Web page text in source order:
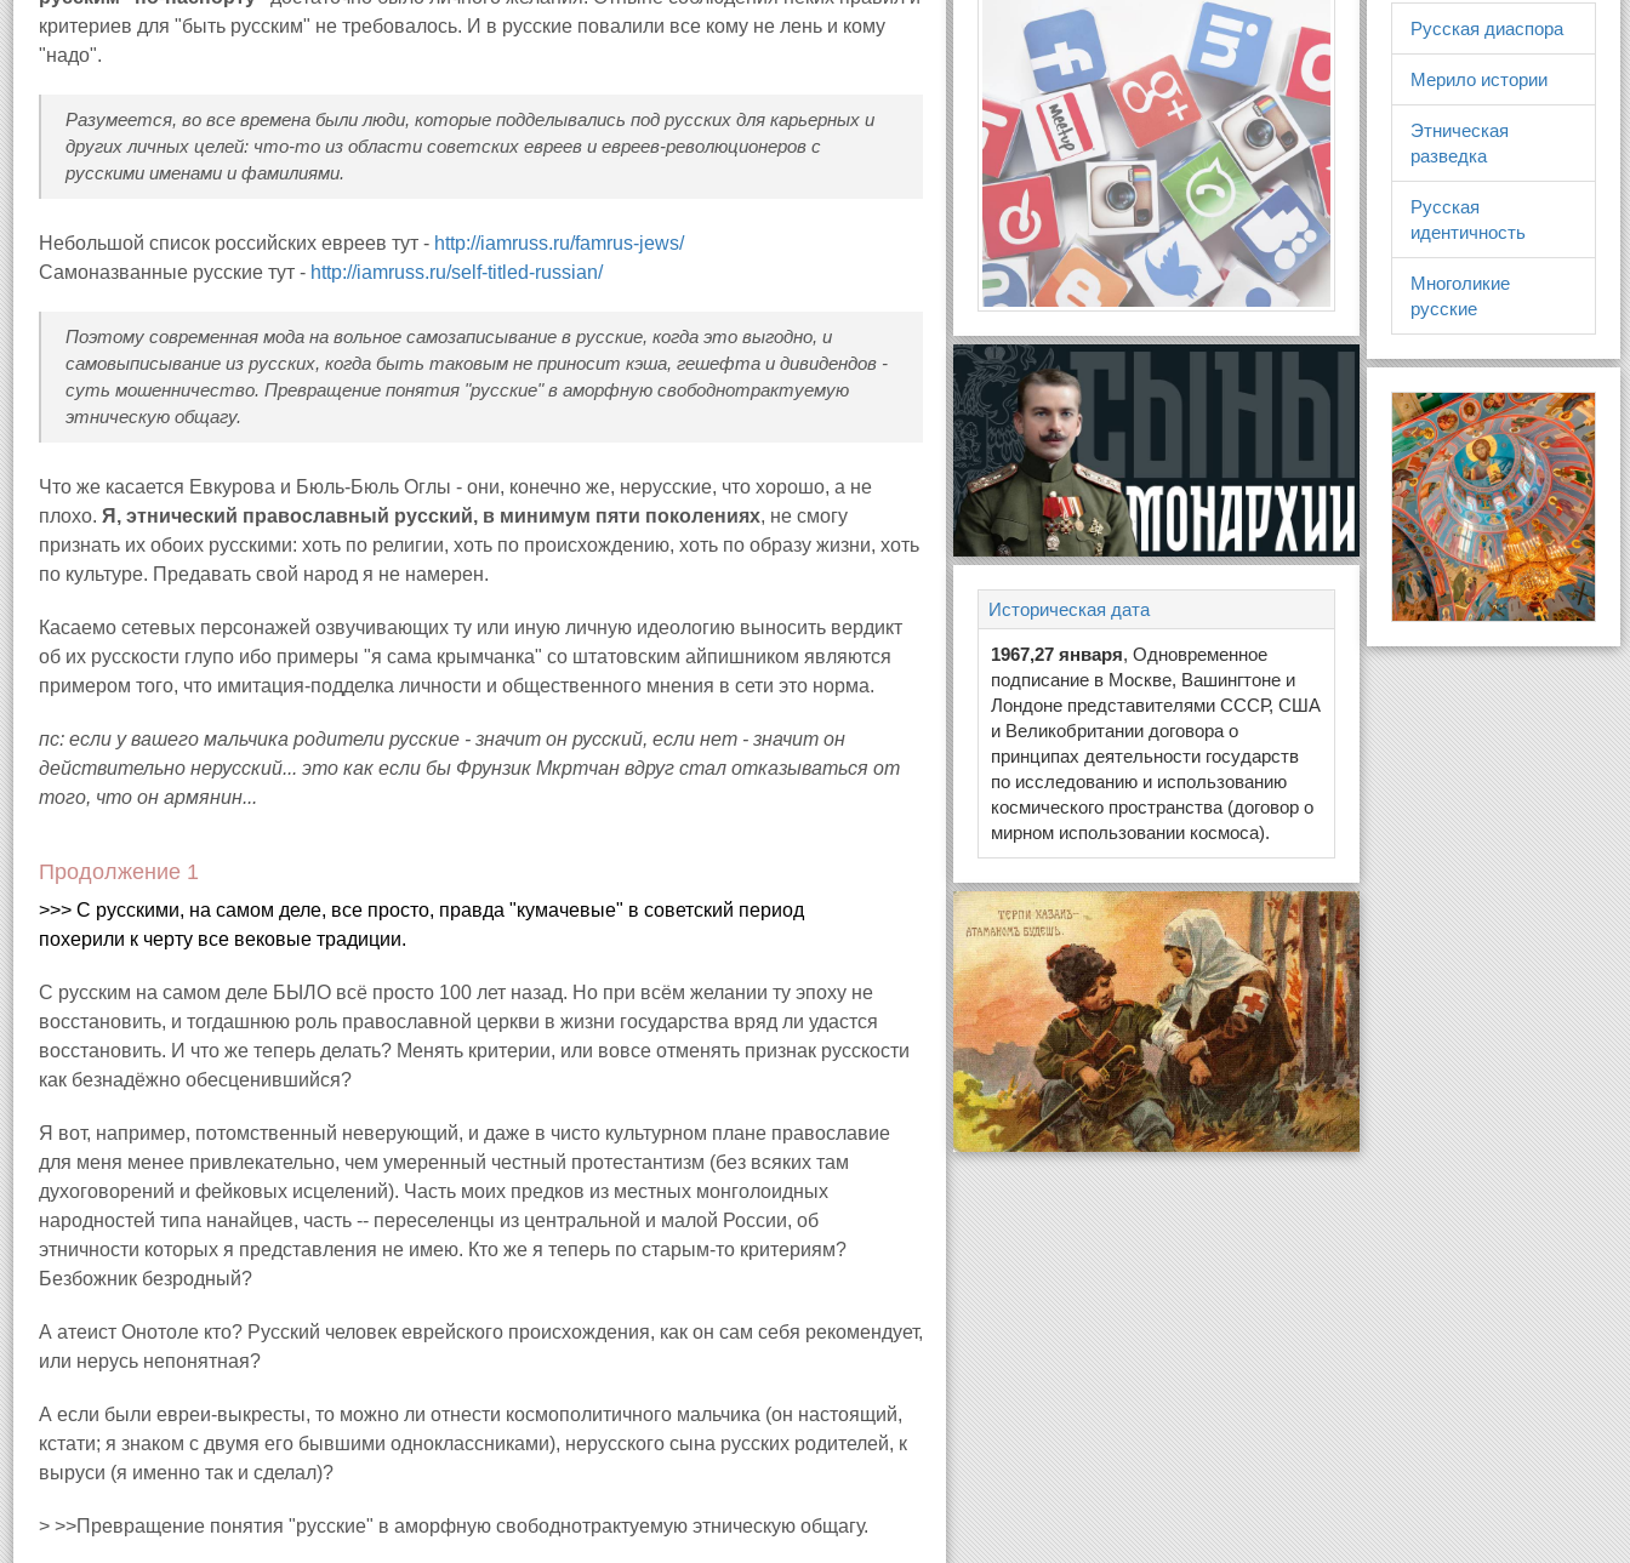
критериев для "быть русским" не требовалось. И в русские повалили все кому не лень и кому
"надо".
Разумеется, во все времена были люди, которые подделывались под русских для карьерных и
других личных целей: что-то из области советских евреев и евреев-революционеров с
русскими именами и фамилиями.
Небольшой список российских евреев тут - http://iamruss.ru/famrus-jews/
Самоназванные русские тут - http://iamruss.ru/self-titled-russian/
Поэтому современная мода на вольное самозаписывание в русские, когда это выгодно, и
самовыписывание из русских, когда быть таковым не приносит кэша, гешефта и дивидендов -
суть мошенничество. Превращение понятия "русские" в аморфную свободнотрактуемую
этническую общагу.
Что же касается Евкурова и Бюль-Бюль Оглы - они, конечно же, нерусские, что хорошо, а не
плохо. Я, этнический православный русский, в минимум пяти поколениях, не смогу
признать их обоих русскими: хоть по религии, хоть по происхождению, хоть по образу жизни, хоть
по культуре. Предавать свой народ я не намерен.
Касаемо сетевых персонажей озвучивающих ту или иную личную идеологию выносить вердикт
об их русскости глупо ибо примеры "я сама крымчанка" со штатовским айпишником являются
примером того, что имитация-подделка личности и общественного мнения в сети это норма.
пс: если у вашего мальчика родители русские - значит он русский, если нет - значит он
действительно нерусский... это как если бы Фрунзик Мкртчан вдруг стал отказываться от
того, что он армянин...
Продолжение 1
>>> С русскими, на самом деле, все просто, правда "кумачевые" в советский период
похерили к черту все вековые традиции.
С русским на самом деле БЫЛО всё просто 100 лет назад. Но при всём желании ту эпоху не
восстановить, и тогдашнюю роль православной церкви в жизни государства вряд ли удастся
восстановить. И что же теперь делать? Менять критерии, или вовсе отменять признак русскости
как безнадёжно обесценившийся?
Я вот, например, потомственный неверующий, и даже в чисто культурном плане православие
для меня менее привлекательно, чем умеренный честный протестантизм (без всяких там
духоговорений и фейковых исцелений). Часть моих предков из местных монголоидных
народностей типа нанайцев, часть -- переселенцы из центральной и малой России, об
этничности которых я представления не имею. Кто же я теперь по старым-то критериям?
Безбожник безродный?
А атеист Онотоле кто? Русский человек еврейского происхождения, как он сам себя рекомендует,
или нерусь непонятная?
А если были евреи-выкресты, то можно ли отнести космополитичного мальчика (он настоящий,
кстати; я знаком с двумя его бывшими одноклассниками), нерусского сына русских родителей, к
выруси (я именно так и сделал)?
> >>Превращение понятия "русские" в аморфную свободнотрактуемую этническую общагу.
Историческая дата
1967,27 января, Одновременное
подписание в Москве, Вашингтоне и
Лондоне представителями СССР, США
и Великобритании договора о
принципах деятельности государств
по исследованию и использованию
космического пространства (договор о
мирном использовании космоса).
Русская диаспора
Мерило истории
Этническая
разведка
Русская
идентичность
Многоликие
русские